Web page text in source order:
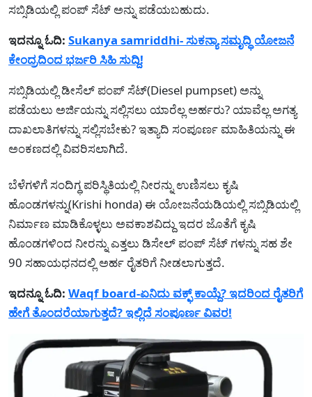
ಸಬ್ಸಿಡಿಯಲ್ಲಿ ಪಂಪ್ ಸೆಟ್ ಅನ್ನು ಪಡೆಯಬಹುದು.
ಇದನ್ನೂ ಓದಿ: Sukanya samriddhi- ಸುಕನ್ಯಾ ಸಮೃದ್ಧಿ ಯೋಜನೆ
ಕೇಂದ್ರದಿಂದ ಭರ್ಜರಿ ಸಿಹಿ ಸುದ್ದಿ!
ಸಬ್ಸಿಡಿಯಲ್ಲಿ ಡೀಸೆಲ್ ಪಂಪ್ ಸೆಟ್(Diesel pumpset) ಅನ್ನು
ಪಡೆಯಲು ಅರ್ಜಿಯನ್ನು ಸಲ್ಲಿಸಲು ಯಾರೆಲ್ಲ ಅರ್ಹರು? ಯಾವೆಲ್ಲ ಅಗತ್ಯ
ದಾಖಲಾತಿಗಳನ್ನು ಸಲ್ಲಿಸಬೇಕು? ಇತ್ಯಾದಿ ಸಂಪೂರ್ಣ ಮಾಹಿತಿಯನ್ನು ಈ
ಅಂಕಣದಲ್ಲಿ ವಿವರಿಸಲಾಗಿದೆ.
ಬೆಳೆಗಳಿಗೆ ಸಂದಿಗ್ಧ ಪರಿಸ್ಥಿತಿಯಲ್ಲಿ ನೀರನ್ನು ಉಣಿಸಲು ಕೃಷಿ
ಹೊಂಡಗಳನ್ನು(Krishi honda) ಈ ಯೋಜನೆಯಡಿಯಲ್ಲಿ ಸಬ್ಸಿಡಿಯಲ್ಲಿ
ನಿರ್ಮಾಣ ಮಾಡಿಕೊಳ್ಳಲು ಅವಕಾಶವಿದ್ದು ಇದರ ಜೊತೆಗೆ ಕೃಷಿ
ಹೊಂಡಗಳಿಂದ ನೀರನ್ನು ಎತ್ತಲು ಡಿಸೇಲ್ ಪಂಪ್ ಸೆಟ್ ಗಳನ್ನು ಸಹ ಶೇ
90 ಸಹಾಯಧನದಲ್ಲಿ ಅರ್ಹ ರೈತರಿಗೆ ನೀಡಲಾಗುತ್ತದೆ.
ಇದನ್ನೂ ಓದಿ: Waqf board-ಏನಿದು ವಕ್ಫ್ ಕಾಯ್ದೆ? ಇದರಿಂದ ರೈತರಿಗೆ
ಹೇಗೆ ತೊಂದರೆಯಾಗುತ್ತದೆ? ಇಲ್ಲಿದೆ ಸಂಪೂರ್ಣ ವಿವರ!